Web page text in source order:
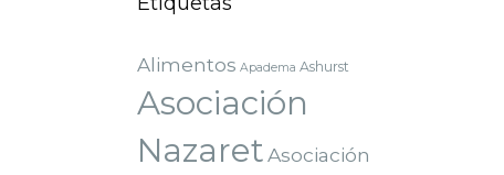
Alimentos Apadema Ashurst
Asociación
NazaretAsociación